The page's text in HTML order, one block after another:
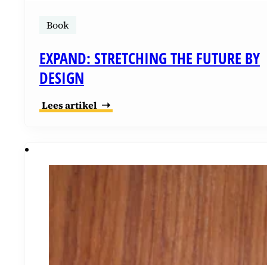
Book
EXPAND: STRETCHING THE FUTURE BY
DESIGN
Lees artikel